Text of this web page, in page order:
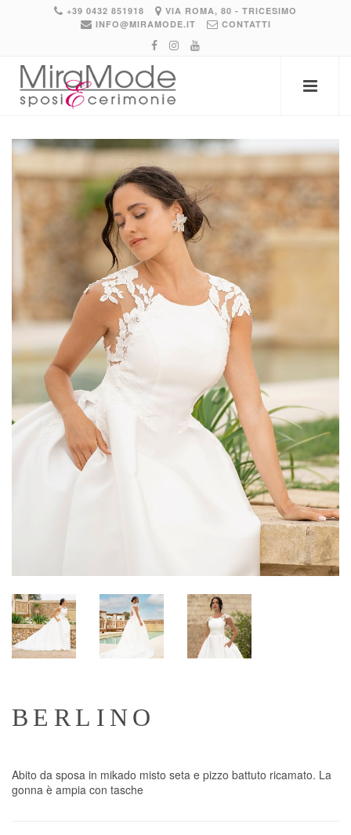
+39 0432 851918
VIA ROMA, 80 - TRICESIMO
INFO@MIRAMODE.IT
CONTATTI
BERLINO
Abito da sposa in mikado misto seta e pizzo battuto ricamato. La
gonna è ampia con tasche